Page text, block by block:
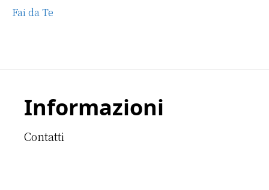
Fai da Te
Footer
Informazioni
Contatti